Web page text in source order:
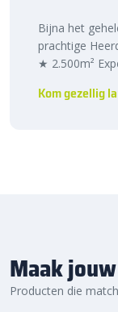
Bijna het
prachtige
★ 2.500m²
Kom gezellig
Maak
Producten die